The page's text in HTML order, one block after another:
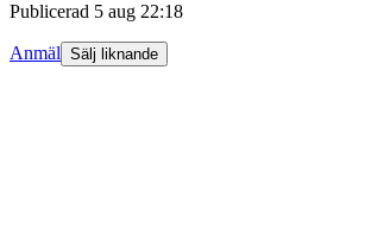
Publicerad 5 aug 22:18
Anmäl Sälj liknande